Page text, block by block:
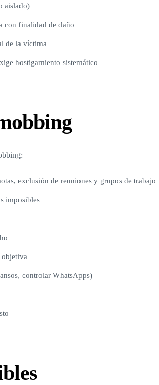
aislado)
con finalidad de daño
de la víctima
hostigamiento sistemático
exclusión de reuniones y grupos de trabajo
imposibles
controlar WhatsApps)